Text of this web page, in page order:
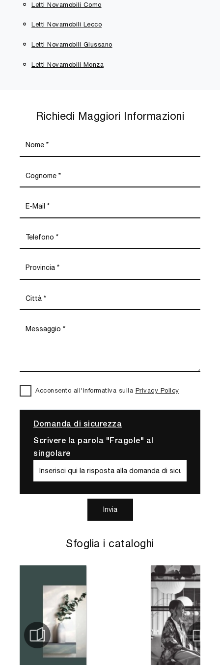
Letti Novamobili Como
Letti Novamobili Lecco
Letti Novamobili Giussano
Letti Novamobili Monza
Sfoglia i cataloghi
Richiedi Maggiori Informazioni
Acconsento all'informativa sulla Privacy Policy
Domanda di sicurezza
Scrivere la parola "Fragole" al
singolare
Invia